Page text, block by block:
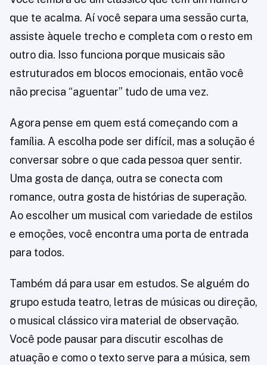
que te acalma. Aí você separa uma sessão curta,
assiste àquele trecho e completa com o resto em
outro dia. Isso funciona porque musicais são
estruturados em blocos emocionais, então você
não precisa “aguentar” tudo de uma vez.
Agora pense em quem está começando com a
família. A escolha pode ser difícil, mas a solução é
conversar sobre o que cada pessoa quer sentir.
Uma gosta de dança, outra se conecta com
romance, outra gosta de histórias de superação.
Ao escolher um musical com variedade de estilos
e emoções, você encontra uma porta de entrada
para todos.
Também dá para usar em estudos. Se alguém do
grupo estuda teatro, letras de músicas ou direção,
o musical clássico vira material de observação.
Você pode pausar para discutir escolhas de
atuação e como o texto serve para a música, sem